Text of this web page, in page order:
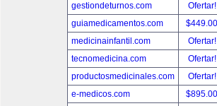
gestiondeturnos.com
guiamedicamentos.com
medicinainfantil.com
tecnomedicina.com
productosmedicinales.com
e-medicos.com